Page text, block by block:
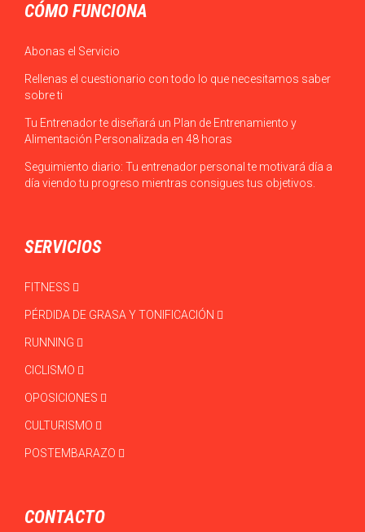
CÓMO FUNCIONA
Abonas el Servicio
Rellenas el cuestionario con todo lo que necesitamos saber
sobre ti
Tu Entrenador te diseñará un Plan de Entrenamiento y
Alimentación Personalizada en 48 horas
Seguimiento diario: Tu entrenador personal te motivará día a
día viendo tu progreso mientras consigues tus objetivos.
SERVICIOS
FITNESS
PÉRDIDA DE GRASA Y TONIFICACIÓN
RUNNING
CICLISMO
OPOSICIONES
CULTURISMO
POSTEMBARAZO
CONTACTO